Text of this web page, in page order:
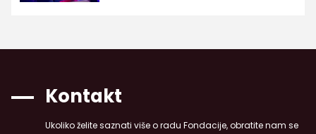
Kontakt
Ukoliko želite saznati više o radu Fondacije, obratite nam se